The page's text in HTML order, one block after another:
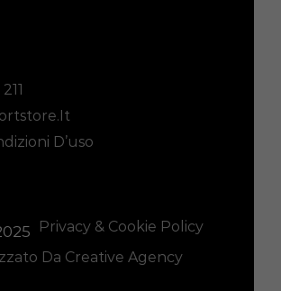
D’uso
Privacy & Cookie Policy
Da Creative Agency